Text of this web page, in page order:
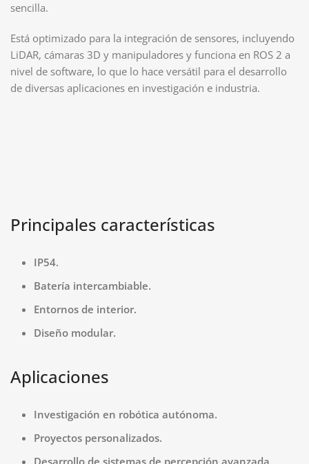
sencilla.
Está optimizado para la integración de sensores, incluyendo
LiDAR, cámaras 3D y manipuladores y funciona en ROS 2 a
nivel de software, lo que lo hace versátil para el desarrollo
de diversas aplicaciones en investigación e industria.
Principales características
IP54.
Batería intercambiable.​
Entornos de interior.
Diseño modular.
Aplicaciones
Investigación en robótica autónoma.​
Proyectos personalizados.